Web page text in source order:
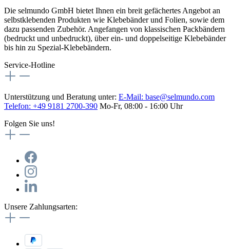
Die selmundo GmbH bietet Ihnen ein breit gefächertes Angebot an
selbstklebenden Produkten wie Klebebänder und Folien, sowie dem
dazu passenden Zubehör. Angefangen von klassischen Packbändern
(bedruckt und unbedruckt), über ein- und doppelseitige Klebebänder
bis hin zu Spezial-Klebebändern.
Service-Hotline
Unterstützung und Beratung unter: E-Mail: base@selmundo.com
Telefon: +49 9181 2700-390 Mo-Fr, 08:00 - 16:00 Uhr
Folgen Sie uns!
Unsere Zahlungsarten: